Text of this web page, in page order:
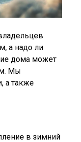
а надо ли
дома может
Мы
а также
в зимний